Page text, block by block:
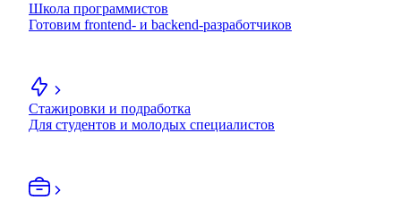
Школа программистов
Готовим frontend- и backend-разработчиков
Стажировки и подработка
Для студентов и молодых специалистов